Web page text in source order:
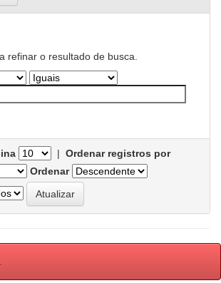
refinar o resultado de busca.
| Ordenar registros por
Ordenar